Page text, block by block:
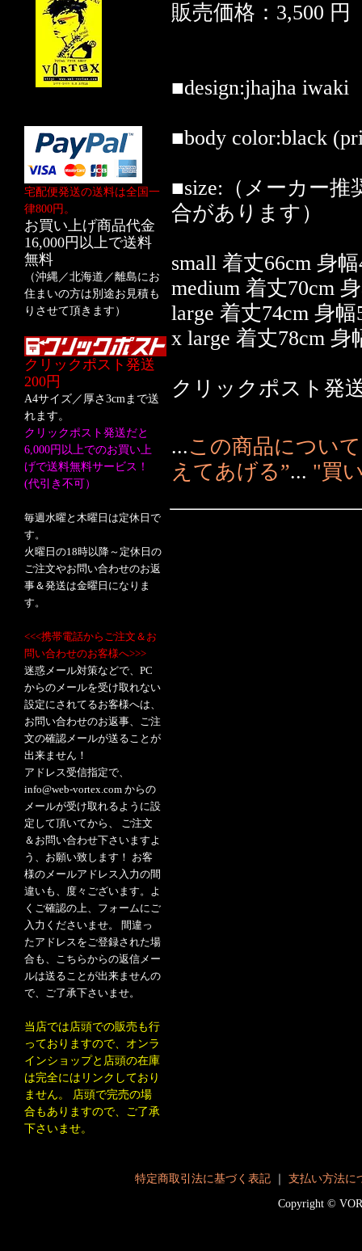
宅配便発送の送料は全国一
律800円。
お買い上げ商品代金
16,000円以上で送料
無料
（沖縄／北海道／離島にお
住まいの方は別途お見積も
りさせて頂きます）
クリックポスト発送
200円
A4サイズ／厚さ3cmまで送
れます。
クリックポスト発送だと
6,000円以上でのお買い上
げで送料無料サービス！
(代引き不可）
毎週水曜と木曜日は定休日で
す。
火曜日の18時以降～定休日の
ご注文やお問い合わせのお返
事＆発送は金曜日になりま
す。
<<<携帯電話からご注文＆お
問い合わせのお客様へ>>>
迷惑メール対策などで、PC
からのメールを受け取れない
設定にされてるお客様へは、
お問い合わせのお返事、ご注
文の確認メールが送ることが
出来ません！
アドレス受信指定で、
info@web-vortex.com からの
メールが受け取れるように設
定して頂いてから、 ご注文
＆お問い合わせ下さいますよ
う、お願い致します！ お客
様のメールアドレス入力の間
違いも、度々ございます。よ
くご確認の上、フォームにご
入力くださいませ。 間違っ
たアドレスをご登録された場
合も、こちらからの返信メー
ルは送ることが出来ませんの
で、ご了承下さいませ。
当店では店頭での販売も行
っておりますので、オンラ
インショップと店頭の在庫
は完全にはリンクしており
ません。 店頭で完売の場
合もありますので、ご了承
下さいませ。
販売価格：3,500 円
■design:jhajha iwaki
■body color:black
■size:（メーカー
合があります）
small 着丈66cm 身
medium 着丈70cm
large 着丈74cm 身
x large 着丈78cm 身
クリックポスト発
...この商品につい
えてあげる”... "買
特定商取引法に基づく表記｜ 支払い方法に
Copyright ©